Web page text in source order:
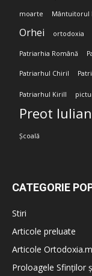
moarte Mântuitorul
Orhei ortodoxia
Patriarhia Română
Patriarhul Chiril
Patriarhul Kirill
Preot
Școală
CATEGORIE
Stiri
Articole preluate
Articole
Proloagele Sfinților